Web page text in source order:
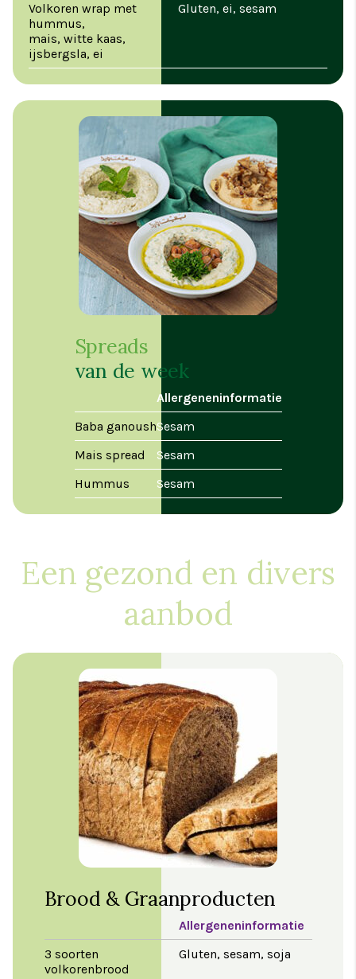
Volkoren wrap met
hummus,
mais, witte kaas,
ijsbergsla, ei
Gluten, ei, sesam
Spreads
van de week
Allergeneninformatie
Baba ganoushSesam
Mais spread
Sesam
Hummus
Sesam
Een gezond en divers
aanbod
Brood & Graanproducten
Allergeneninformatie
3 soorten
volkorenbrood
Gluten, sesam, soja